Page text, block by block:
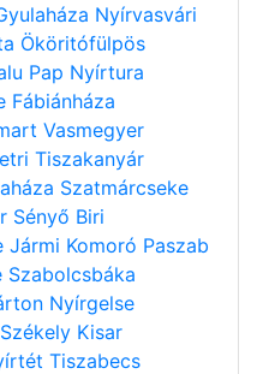
Nyírvasvári
Ököritófülpös
Pap Nyírtura
Fábiánháza
Vasmegyer
Tiszakanyár
Szatmárcseke
Sényő Biri
Jármi Komoró Paszab
Szabolcsbáka
Nyírgelse
Székely Kisar
Tiszabecs